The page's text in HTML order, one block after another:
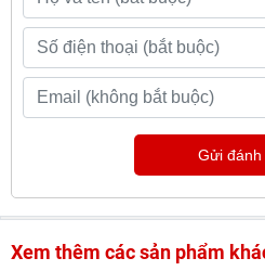
Gửi đánh
Xem thêm các sản phẩm